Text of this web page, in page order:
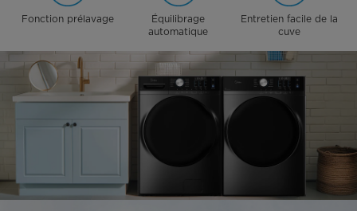
Fonction prélavage
Équilibrage
automatique
Entretien facile de la
cuve